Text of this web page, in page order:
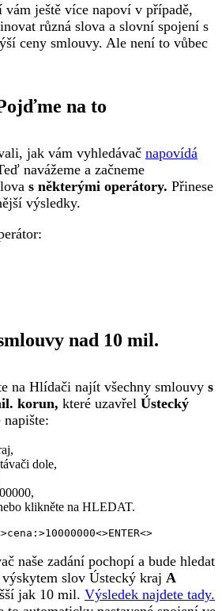
ještě více napoví v případě,
různá slova a slovní spojení s
ceny smlouvy. Ale není to vůbec
na to
jak vám vyhledávač napovídá
navážeme a začneme
s některými operátory. Přinese
výsledky.
nad 10 mil.
na Hlídači najít všechny smlouvy s
korun, které uzavřel Ústecký
dole,
klikněte na HLEDAT.
naše zadání pochopí a bude hledat
slov Ústecký kraj A
jak 10 mil. Výsledek najdete tady.